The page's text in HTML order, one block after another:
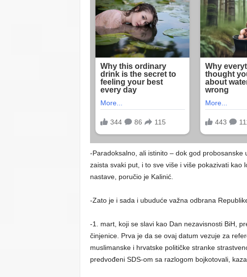
-Paradoksalno, ali istinito – dok god
zaista svaki put, i to sve više i više pokazivati
nastave, poručio je Kalinić.
-Zato je i sada i ubuduće važna odbrana
-1. mart, koji se slavi kao Dan nezavisnosti BiH,
činjenice. Prva je da se ovaj datum vezuje za
muslimanske i hrvatske političke stranke
predvođeni SDS-om sa razlogom bojkotovali,